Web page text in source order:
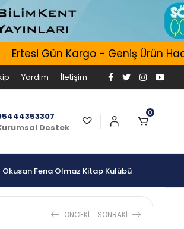
Ertesi Gün Kargo - Geniş Ürün
Yardım İletişim
Destek
0
Okusan Fena Olmaz Kitap Kulübü
ONCEKI SONRAKI